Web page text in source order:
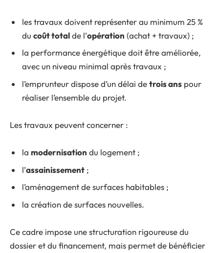
les travaux doivent représenter au minimum 25 %
du coût totalde l’opération (achat + travaux) ;
la performance énergétique doit être améliorée,
avec un niveau minimal après travaux ;
l’emprunteur dispose d’un délai detrois ans pour
réaliser l’ensemble du projet.
Les travaux peuvent concerner :
la modernisation du logement ;
l’assainissement ;
l’aménagement de surfaces habitables ;
la création de surfaces nouvelles.
Ce cadre impose une structuration rigoureuse du
dossier et du financement, mais permet de bénéficier